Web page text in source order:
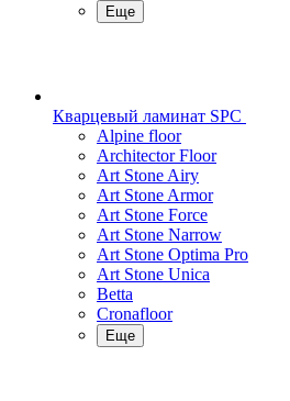
Еще
Кварцевый ламинат SPC
Alpine floor
Architector Floor
Art Stone Airy
Art Stone Armor
Art Stone Force
Art Stone Narrow
Art Stone Optima Pro
Art Stone Unica
Betta
Cronafloor
Еще